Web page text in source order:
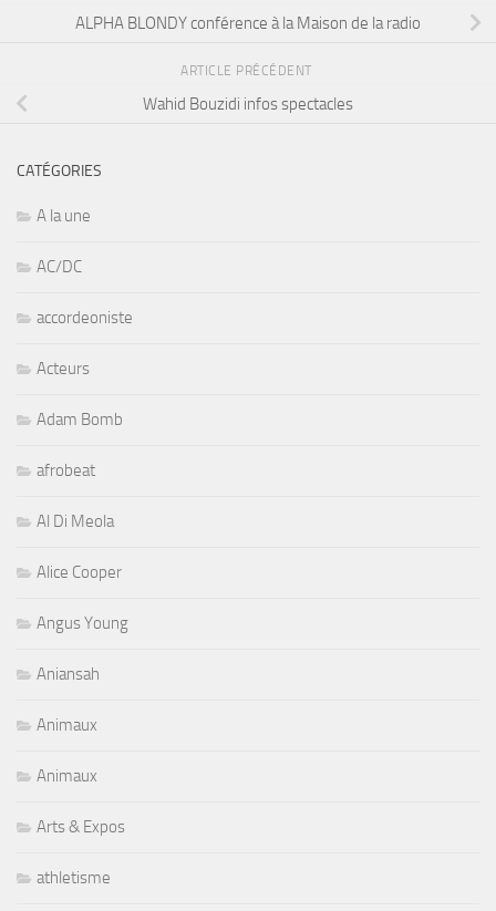
ALPHA BLONDY conférence à la Maison de la radio
ARTICLE PRÉCÉDENT
Wahid Bouzidi infos spectacles
CATÉGORIES
A la une
AC/DC
accordeoniste
Acteurs
Adam Bomb
afrobeat
Al Di Meola
Alice Cooper
Angus Young
Aniansah
Animaux
Animaux
Arts & Expos
athletisme